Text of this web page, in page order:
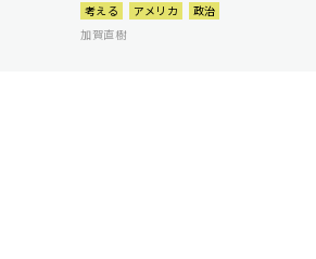
考える アメリカ
政治
加賀直樹